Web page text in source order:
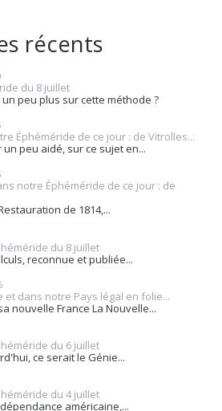
récents
du 8 juillet
peu plus sur cette méthode ?
Éphéméride de ce jour : de Vitrolles...
peu aidé, sur ce sujet en...
notre Éphéméride de ce jour : de
de 1814,...
du 8 juillet
reconnue et publiée...
et dans notre Pays légal en folie...
nouvelle France La Nouvelle...
du 6 juillet
ce serait le Génie...
du 4 juillet
américaine,...